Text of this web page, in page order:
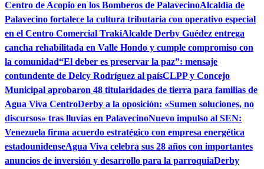
Centro de Acopio en los Bomberos de PalavecinoAlcaldía de
Palavecino fortalece la cultura tributaria con operativo especial
en el Centro Comercial TrakiAlcalde Derby Guédez entrega
cancha rehabilitada en Valle Hondo y cumple compromiso con
la comunidad“El deber es preservar la paz”: mensaje
contundente de Delcy Rodríguez al paísCLPP y Concejo
Municipal aprobaron 48 titularidades de tierra para familias de
Agua Viva CentroDerby a la oposición: «Sumen soluciones, no
discursos» tras lluvias en PalavecinoNuevo impulso al SEN:
Venezuela firma acuerdo estratégico con empresa energética
estadounidenseAgua Viva celebra sus 28 años con importantes
anuncios de inversión y desarrollo para la parroquiaDerby